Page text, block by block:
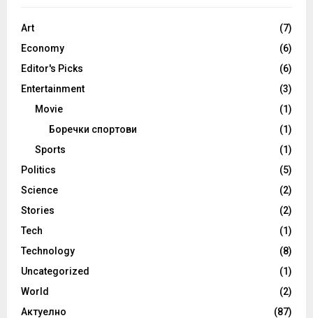
Art
(7)
Economy
(6)
Editor's Picks
(6)
Entertainment
(3)
Movie
(1)
Боречки спортови
(1)
Sports
(1)
Politics
(5)
Science
(2)
Stories
(2)
Tech
(1)
Technology
(8)
Uncategorized
(1)
World
(2)
Актуелно
(87)